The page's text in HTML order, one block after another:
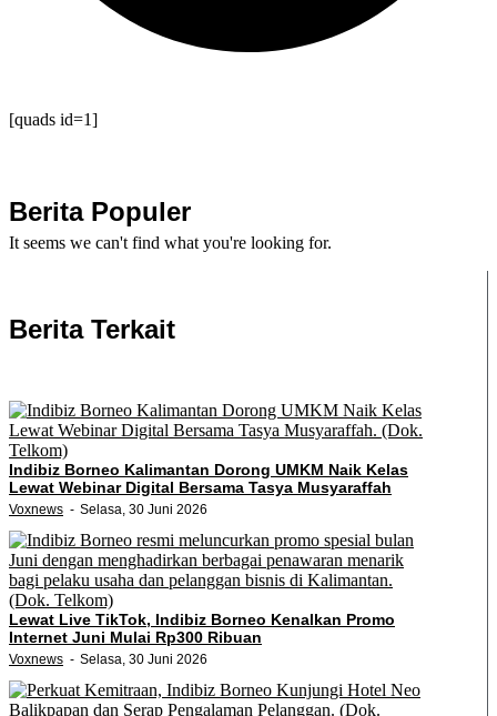
[quads id=1]
Berita Populer
It seems we can't find what you're looking for.
Berita Terkait
Indibiz Borneo Kalimantan Dorong UMKM Naik Kelas
Lewat Webinar Digital Bersama Tasya Musyaraffah
Voxnews Selasa, 30 Juni 2026
Lewat Live TikTok, Indibiz Borneo Kenalkan Promo
Internet Juni Mulai Rp300 Ribuan
Voxnews Selasa, 30 Juni 2026